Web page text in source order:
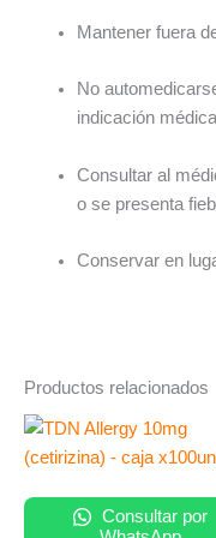
Mantener fuera
No
indicación médica
Consultar al
o se presenta
Conservar en
Productos relacionados
Consultar por